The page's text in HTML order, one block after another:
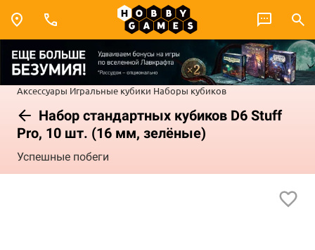
Аксессуары Игральные кубики Наборы кубиков
Набор стандартных кубиков D6 Stuff
Pro, 10 шт. (16 мм, зелёные)
Успешные побеги